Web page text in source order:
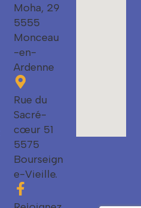
Moha, 29
5555
Monceau
-en-
Ardenne
Rue du
Sacré-
cœur 51
5575
Bourseign
e-Vieille.